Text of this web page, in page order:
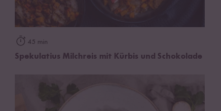
45 min
Spekulatius Milchreis mit Kürbis und Schokolade